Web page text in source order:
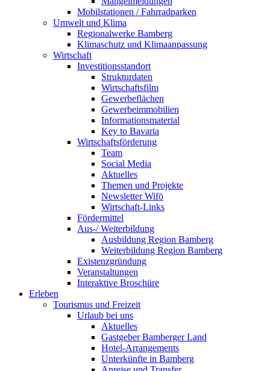
Mobilstationen / Fahrradparken
Umwelt und Klima
Regionalwerke Bamberg
Klimaschutz und Klimaanpassung
Wirtschaft
Investitionsstandort
Strukturdaten
Wirtschaftsfilm
Gewerbeflächen
Gewerbeimmobilien
Informationsmaterial
Key to Bavaria
Wirtschaftsförderung
Team
Social Media
Aktuelles
Themen und Projekte
Newsletter Wifö
Wirtschaft-Links
Fördermittel
Aus-/ Weiterbildung
Ausbildung Region Bamberg
Weiterbildung Region Bamberg
Existenzgründung
Veranstaltungen
Interaktive Broschüre
Erleben
Tourismus und Freizeit
Urlaub bei uns
Aktuelles
Gastgeber Bamberger Land
Hotel-Arrangements
Unterkünfte in Bamberg